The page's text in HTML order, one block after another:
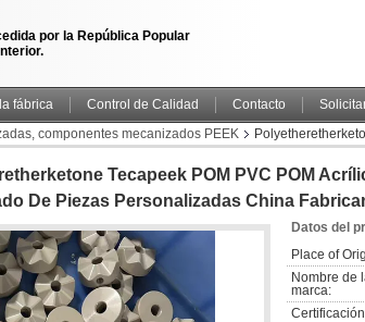
por la República Popular
fábrica Control de Calidad Contacto
componentes mecanizados PEEK
Tecapeek POM PVC POM
De Piezas Personalizadas China
Datos del
Place of
Nombre de
marca: